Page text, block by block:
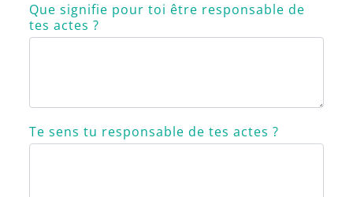
Que signifie pour toi être responsable de
tes actes ?
Te sens tu responsable de tes actes ?